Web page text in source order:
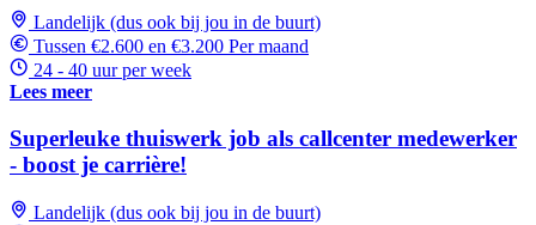
Landelijk (dus ook bij jou in de buurt)
Tussen €2.600 en €3.200 Per maand
24 - 40 uur per week
Lees meer
Superleuke thuiswerk job als callcenter medewerker
- boost je carrière!
Landelijk (dus ook bij jou in de buurt)